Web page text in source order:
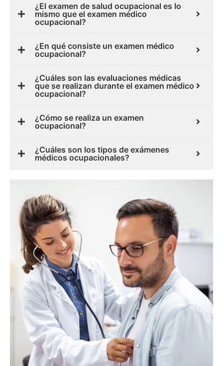
¿El examen de salud ocupacional es lo
mismo que el examen médico
ocupacional?
¿En qué consiste un examen médico
ocupacional?
¿Cuáles son las evaluaciones médicas
que se realizan durante el examen médico
ocupacional?
¿Cómo se realiza un examen
ocupacional?
¿Cuáles son los tipos de exámenes
médicos ocupacionales?